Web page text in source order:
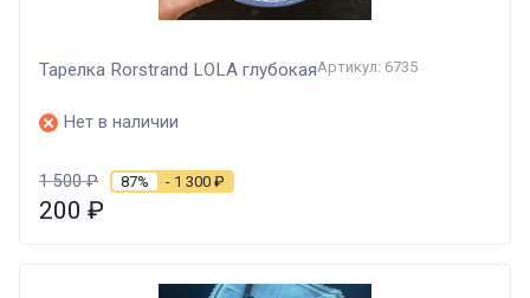
Тарелка Rorstrand LOLA глубокаяАртикул: 6735
Нет в наличии
1 500₽ 87% - 1 300 ₽
200 ₽